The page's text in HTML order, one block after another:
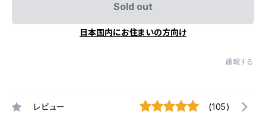
Sold out
日本国内にお住まいの方向け
通報する
レビュー (105)